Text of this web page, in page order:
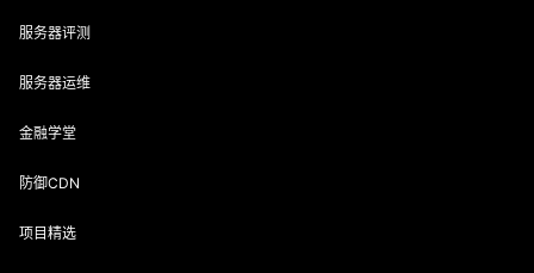
服务器评测
服务器运维
金融学堂
防御CDN
项目精选